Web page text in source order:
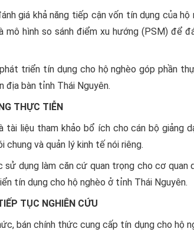
giá khả năng tiếp cận vốn tín dụng của hộ
hình so sánh điểm xu hướng (PSM) để
triển tín dụng cho hộ nghèo góp phần
địa bàn tỉnh Thái Nguyên.
THỰC TIỄN
liệu tham khảo bổ ích cho cán bộ giảng
chung và quản lý kinh tế nói riêng.
dụng làm căn cứ quan trọng cho cơ quan
tín dụng cho hộ nghèo ở tỉnh Thái Nguyên.
TỤC NGHIÊN CỨU
bán chính thức cung cấp tín dụng cho hộ